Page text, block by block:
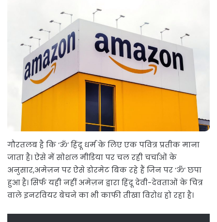
गौरतलब है कि ‘ॐ’ हिंदू धर्म के लिए एक पवित्र प्रतीक माना
जाता है। ऐसे में सोशल मीडिया पर चल रही चर्चाओं के
अनुसार,अमेज़न पर ऐसे डोरमेट बिक रहे हैं जिन पर ‘ॐ’ छपा
हुआ है। सिर्फ यही नहीं अमेज़न द्वारा हिंदू देवी-देवताओं के चित्र
वाले इनरवियर बेचने का भी काफी तीखा विरोध हो रहा है।